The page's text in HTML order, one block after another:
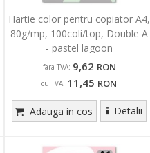
Hartie color pentru copiator A4,
80g/mp, 100coli/top, Double A
- pastel lagoon
fara TVA: 9,62 RON
cu TVA: 11,45 RON
Adauga in cos Detalii